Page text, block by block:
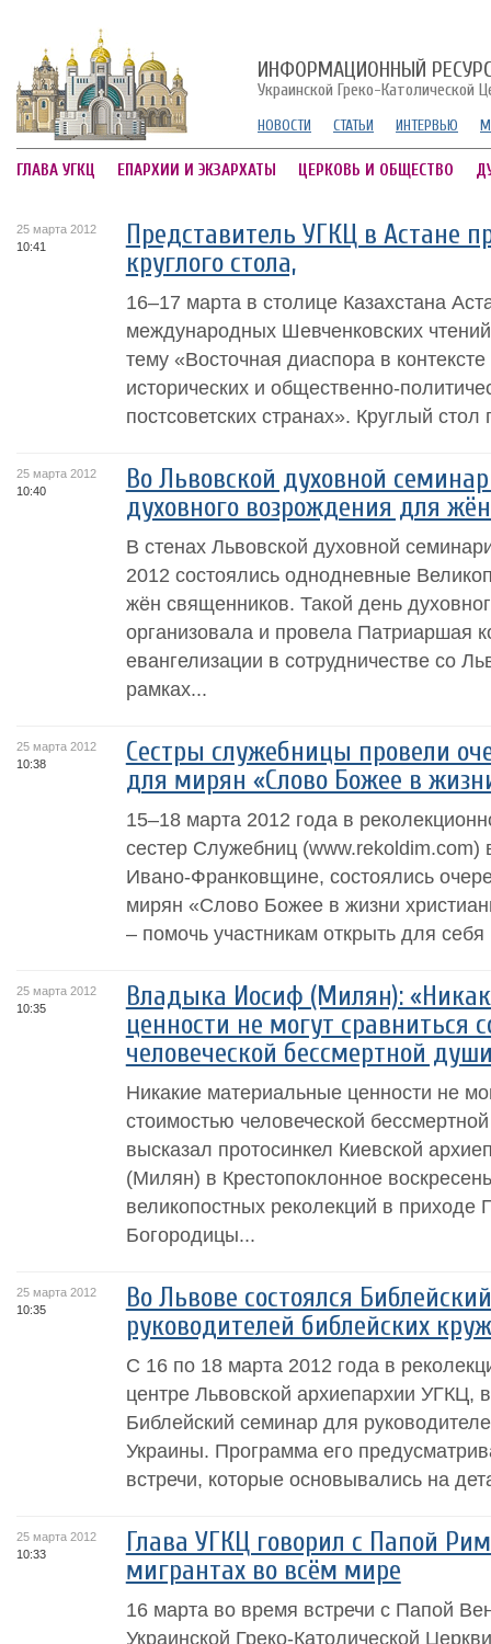
ИНФОРМАЦИОННЫЙ
Украинской Греко-Католической
НОВОСТИ СТАТЬИ ИНТЕРВЬЮ
ГЛАВА УГКЦ ЕПАРХИИ И ЭКЗАРХАТЫ ЦЕРКОВЬ И ОБЩЕСТВО
25 марта 2012
10:41
Представитель УГКЦ в Астане
круглого стола,
16–17 марта в столице Казахстана
международных Шевченковских
тему «Восточная диаспора в
исторических и общественно-
постсоветских странах». Круглый
25 марта 2012
10:40
Во Львовской духовной
духовного возрождения для
В стенах Львовской духовной
2012 состоялись однодневные
жён священников. Такой день
организовала и провела Патриаршая
евангелизации в сотрудничестве со
рамках...
25 марта 2012
10:38
Сестры служебницы провели
для мирян «Слово Божее в
15–18 марта 2012 года в
сестер Служебниц (www.rekoldim.com)
Ивано-Франковщине, состоялись
мирян «Слово Божее в жизни
– помочь участникам открыть для
25 марта 2012
10:35
Владыка Иосиф (Милян):
ценности не могут сравниться
человеческой бессмертной
Никакие материальные ценности не
стоимостью человеческой
высказал протосинкел Киевской
(Милян) в Крестопоклонное
великопостных реколекций в приходе
Богородицы...
25 марта 2012
10:35
Во Львове состоялся
руководителей библейских
С 16 по 18 марта 2012 года в
центре Львовской архиепархии УГКЦ,
Библейский семинар для
Украины. Программа его
встречи, которые основывались на
25 марта 2012
10:33
Глава УГКЦ говорил с Папой
мигрантах во всём мире
16 марта во время встречи с Папой
Украинской Греко-Католической